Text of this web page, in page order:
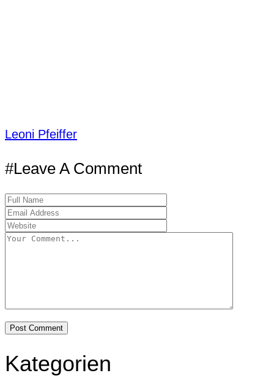
Leoni Pfeiffer
#Leave A Comment
Kategorien